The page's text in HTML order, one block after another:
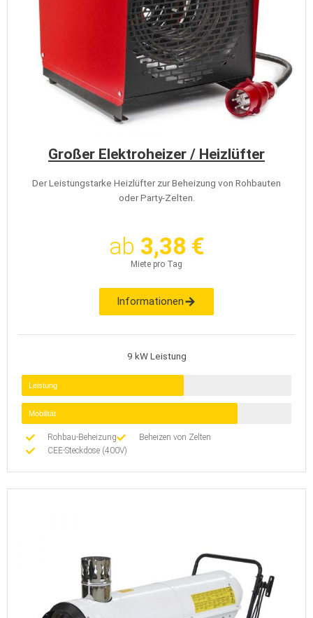
Großer Elektroheizer / Heizlüfter
Der Leistungstarke Heizlüfter zur Beheizung von Rohbauten
oder Party-Zelten.
ab 3,38 €
Miete pro Tag
Informationen
9 kW Leistung
Leistung
Mobilität
Rohbau-Beheizung
Beheizen von Zelten
CEE-Steckdose (400V)